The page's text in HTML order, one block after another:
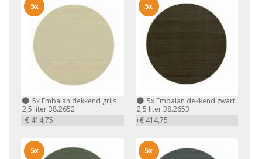
5x Embalan dekkend grijs
2,5 liter 38.2652
+€ 414,75
5x
5xEmbalan dekkend zwart
2,5 liter 38.2653
+€ 414,75
5x
5x 5x